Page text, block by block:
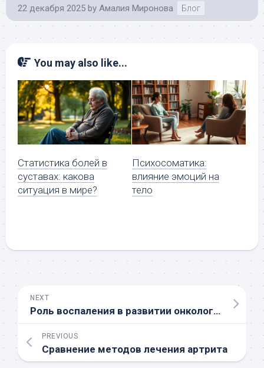
22 декабря 2025 by Амалия Миронова Блог
You may also like...
Статистика болей в
суставах: какова
ситуация в мире?
Психосоматика:
влияние эмоций на
тело
NEXT
Роль воспаления в развитии онкологических заболеваний
PREVIOUS
Сравнение методов лечения артрита